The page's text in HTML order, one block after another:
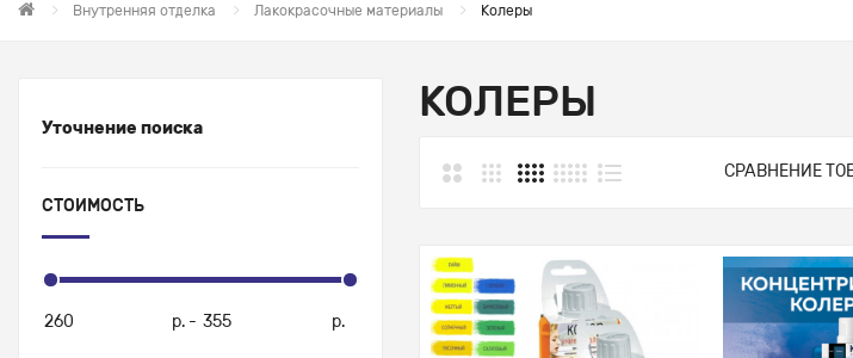
Внутренняя отделка Лакокрасочные материалы Колеры
Уточнение поиска
СТОИМОСТЬ
р. - р.
КОЛЕРЫ
СРАВНЕНИЕ